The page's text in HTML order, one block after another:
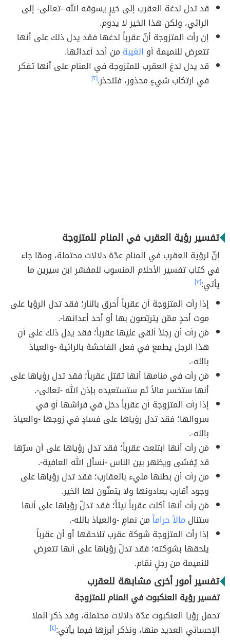
قد تدل لدغة العقرب إلى خيرٍ يسوقه الله -تعالى- إلى
الرائي، ولكن هذا الخير لا يدوم.
إن رأت المتزوجة أنّ عقرباً لدغها فقد يدل ذلك على أنها
تتعرض للنميمة أو الغيبة من أحد أعدائها.
قد يدل لدغ العقرب للمتزوجة في المنام على أنها تفكر
في ارتكاب شيءٍ محذور، فلتحذر.[٢]
تفسير رؤية العقرب في المنام للمتزوجة
إنّ لرؤية العقرب في المنام عدّة دلالات محتملة، وممّا جاء
في كتاب تفسير الأحلام المنسوب للمفسّر ابن سيرين ما
يأتي:[٣]
إذا رأت المتزوجة أن عقرباً أُحرق بالنار؛ فقد تدل الرؤيا على
موت أحدٍ ممّن يتربّصون بها أو أحد أعدائها-.
مَن رأت أن رجلاً ألقى عليها عقرباً؛ فقد يدل ذلك على أن
هذا الرجل يطمع في فعل الفاحشة بالرائية -والعياذ
بالله-.
مَن رأت في منامها أنها تقتل عقرباً؛ فقد تدل رؤياها على
أنها ستخسر مالاً ثم ستستعيده بإذن الله -تعالى-.
إذا رأت المتزوجة أن عقرباً دخل في فراشها أو في
سروالها؛ فقد تدل رؤياها على فسادٍ في زوجها -والعياذ
بالله-.
مَن رأت أنها ابتلعت عقرباً؛ فقد تدل رؤياها على أن سرّها
قد يُفشى ويظهر بين الناس -نسأل الله العافية-.
من رأت أن بطنها مليء بالعقارب؛ فقد تدل رؤياها على
وجود أقارب يعادونها ولا يتمنّون لها الخير.
مَن رأت أنها أكلت عقرباً نيئاً؛ فقد تدلّ رؤياها على أنها
ستنال مالاً حراماًمن نمامٍ -والعياذ بالله-.
إذا رأت المتزوجة شوكة عقرب تلاحقها أو أن عقرباً
يلحقها بشوكته؛ فقد تدلّ رؤياها على أنها تتعرض
للنميمة من رجلٍ نمّام.
تفسير أمور أخرى مشابهة للعقرب
تفسير رؤية العنكبوت في المنام للمتزوجة
تحمل رؤيا العنكبوت عدّة دلالات محتملة، وقد ذكر الملا
الإحسائي العديد منها، ونذكر أبرزها فيما يأتي:[٤]